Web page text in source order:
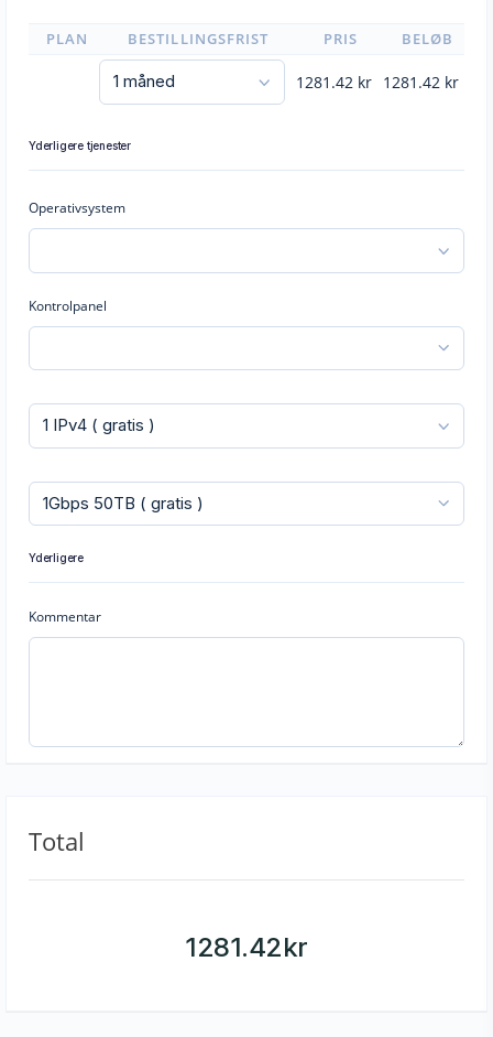
PLAN BESTILLINGSFRIST PRIS BELØB
1281.42 kr 1281.42 kr
Yderligere tjenester
Operativsystem
Kontrolpanel
Yderligere
Kommentar
Total
1281.42kr